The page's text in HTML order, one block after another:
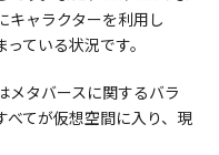
キャラクターを利用し
ている状況です。
メタバースに関するバラ
てが仮想空間に入り、現